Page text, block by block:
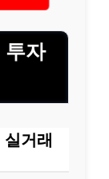
투자
거래